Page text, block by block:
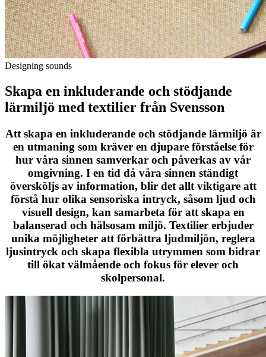
Designing sounds
Skapa en inkluderande och stödjande
lärmiljö med textilier från Svensson
Att skapa en inkluderande och stödjande lärmiljö är
en utmaning som kräver en djupare förståelse för
hur våra sinnen samverkar och påverkas av vår
omgivning. I en tid då våra sinnen ständigt
översköljs av information, blir det allt viktigare att
förstå hur olika sensoriska intryck, såsom ljud och
visuell design, kan samarbeta för att skapa en
balanserad och hälsosam miljö. Textilier erbjuder
unika möjligheter att förbättra ljudmiljön, reglera
ljusintryck och skapa flexibla utrymmen som bidrar
till ökat välmående och fokus för elever och
skolpersonal.